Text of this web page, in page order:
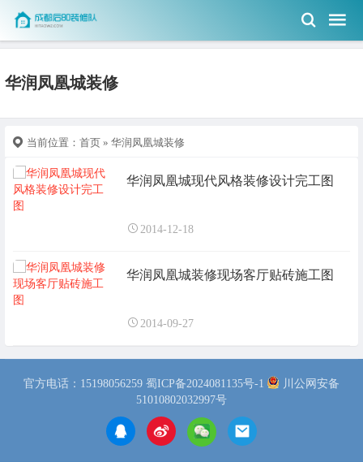
华润凤凰城装修
当前位置： 首页 » 华润凤凰城装修
华润凤凰城现代风格装修设计完工图
2014-12-18
华润凤凰城装修现场客厅贴砖施工图
2014-09-27
官方电话：15198056259 蜀ICP备2024081135号-1
川公网安备
51010802032997号